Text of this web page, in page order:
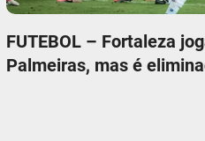
FUTEBOL – Fortaleza
Palmeiras, mas é